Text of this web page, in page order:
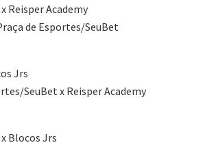
Reisper Academy
de Esportes/SeuBet
Jrs
SeuBet x Reisper Academy
Blocos Jrs